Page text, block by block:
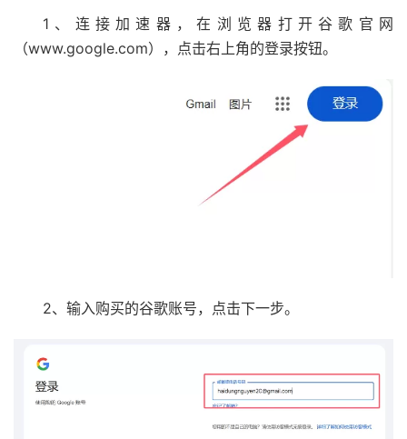
1、连接加速器，在浏览器打开谷歌官网
（www.google.com），点击右上角的登录按钮。
2、输入购买的谷歌账号，点击下一步。